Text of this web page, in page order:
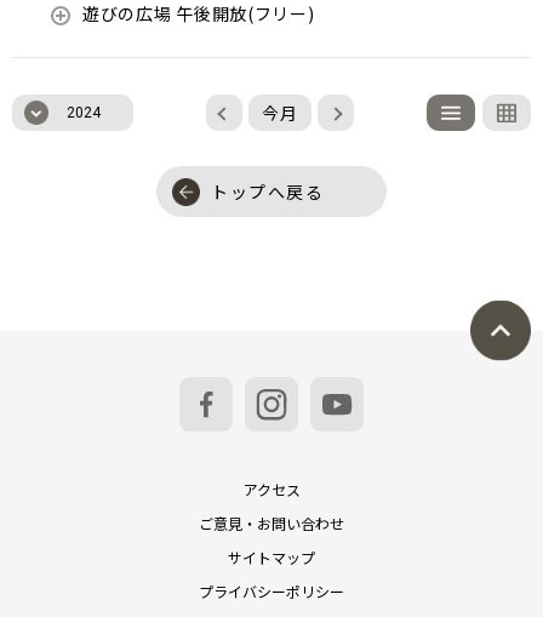
遊びの広場 午後開放(フリー)
2024 今月
トップへ戻る
アクセス
ご意見・お問い合わせ
サイトマップ
プライバシーポリシー